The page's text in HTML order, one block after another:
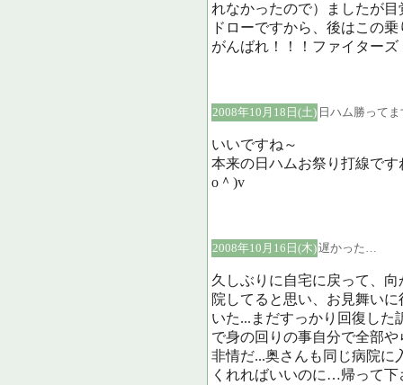
れなかったので）ましたが
ドローですから、後はこの
がんばれ！！！ファイターズ
2008年10月18日(土) 日ハム勝って
いいですね～
本来の日ハムお祭り打線で
o＾)v
2008年10月16日(木)遅かった…
久しぶりに自宅に戻って、
院してると思い、お見舞い
いた...まだすっかり回復した
で身の回りの事自分で全部
非情だ...奥さんも同じ病院に
くれればいいのに…帰って